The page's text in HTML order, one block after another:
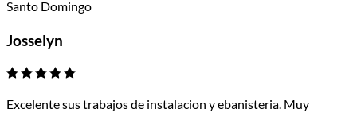
Santo Domingo
Josselyn
Excelente sus trabajos de instalacion y ebanisteria. Muy